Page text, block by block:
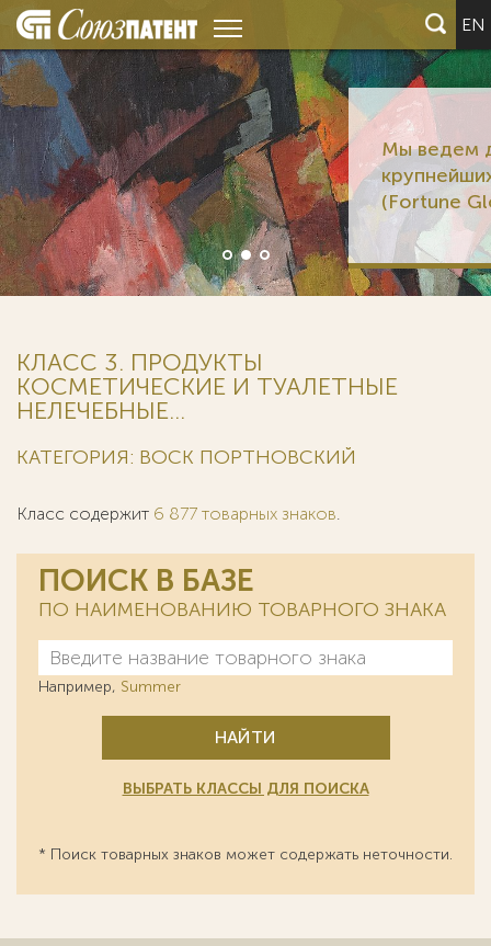
EN
Мы ведем дела 6 из 12
крупнейших корпораций
(Fortune Global 500)
КЛАСС 3. ПРОДУКТЫ
КОСМЕТИЧЕСКИЕ И ТУАЛЕТНЫЕ
НЕЛЕЧЕБНЫЕ...
КАТЕГОРИЯ: ВОСК ПОРТНОВСКИЙ
Класс содержит 6 877 товарных знаков.
ПОИСК В БАЗЕ
ПО НАИМЕНОВАНИЮ ТОВАРНОГО ЗНАКА
Например, Summer
НАЙТИ
ВЫБРАТЬ КЛАССЫ ДЛЯ ПОИСКА
* Поиск товарных знаков может содержать неточности.